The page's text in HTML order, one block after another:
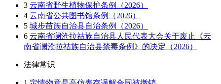
3 云南省野生植物保护条例（2026）
4 云南省公共图书馆条例（2026）
5 城步苗族自治县自治条例（2026）
6 云南省澜沧拉祜族自治县人民代表大会关于废止《云
南省澜沧拉祜族自治县禁毒条例》的决定（2026）
法律常识